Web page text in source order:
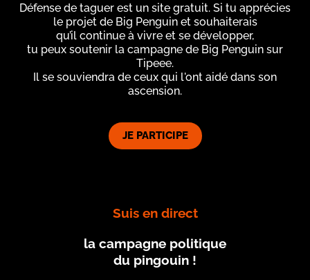
Défense de taguer est un site gratuit. Si tu apprécies
le projet de Big Penguin et souhaiterais
qu’il continue à vivre et se développer,
tu peux soutenir la campagne de Big Penguin sur
Tipeee.
Il se souviendra de ceux qui l'ont aidé dans son
ascension.
JE PARTICIPE
Suis en direct
la campagne politique
du pingouin !